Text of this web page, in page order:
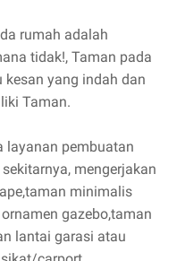
rumah adalah
tidak!, Taman pada
yang indah dan
Taman.
layanan pembuatan
mengerjakan
minimalis
gazebo,taman
lantai garasi atau